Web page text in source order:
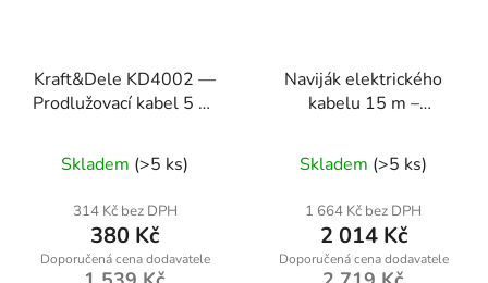
Kraft&Dele KD4002 —
Prodlužovací kabel 5 m,
Skladem (>5 ks)
314 Kč bez DPH
380 Kč
Naviják elektrického
kabelu 15 m –
Skladem (>5 ks)
1 664 Kč bez DPH
2 014 Kč